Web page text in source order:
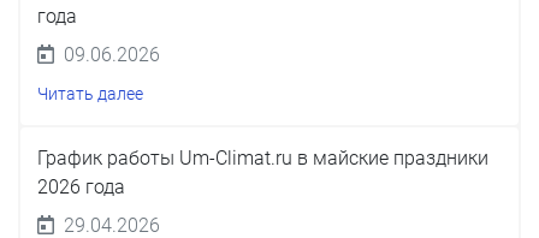
года
09.06.2026
Читать далее
График работы Um-Climat.ru в майские праздники
2026 года
29.04.2026